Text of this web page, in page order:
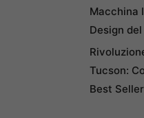
Macchina
Design
Tucson:
Best